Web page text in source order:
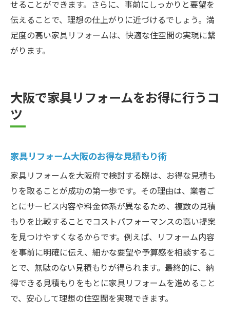
せることができます。さらに、事前にしっかりと要望を
伝えることで、理想の仕上がりに近づけるでしょう。満
足度の高い家具リフォームは、快適な住空間の実現に繋
がります。
大阪で家具リフォームをお得に行うコ
ツ
家具リフォーム大阪のお得な見積もり術
家具リフォームを大阪府で検討する際は、お得な見積も
りを取ることが成功の第一歩です。その理由は、業者ご
とにサービス内容や料金体系が異なるため、複数の見積
もりを比較することでコストパフォーマンスの高い提案
を見つけやすくなるからです。例えば、リフォーム内容
を事前に明確に伝え、細かな要望や予算感を相談するこ
とで、無駄のない見積もりが得られます。最終的に、納
得できる見積もりをもとに家具リフォームを進めること
で、安心して理想の住空間を実現できます。